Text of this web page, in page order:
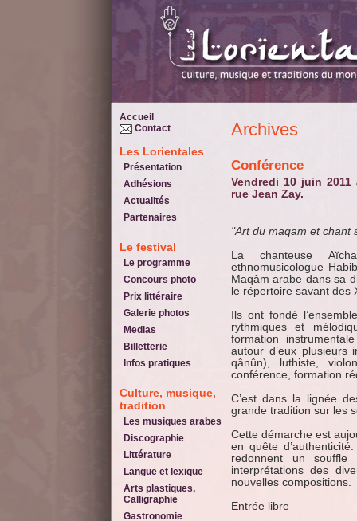
Accueil
Contact
Les Lorientales
Présentation
Adhésions
Actualités
Partenaires
Le festival
Le programme
Concours photo
Prix littéraire
Galerie photos
Medias
Billetterie
Infos pratiques
Culture, musique,
tradition
Les musiques arabes
Discographie
Littérature
Langue et lexique
Arts plastiques,
Calligraphie
Gastronomie
Archives
Conférence
Vendredi 10 juin 2011 à 16h00, amphithéâtre GIM, IUT de Lorient,
rue Jean Zay.
"Art du maqam et chant
La chanteuse
ethnomusicologue
Maqâm arabe dans sa
le répertoire savant des
Ils ont fondé
rythmiques et
formation
autour d’eux plusieurs
qânûn), luthiste,
conférence, formation
C’est dans la lignée
grande tradition sur les
Cette démarche est
en quête
redonnent un
interprétations des
nouvelles compositions.
Entrée libre